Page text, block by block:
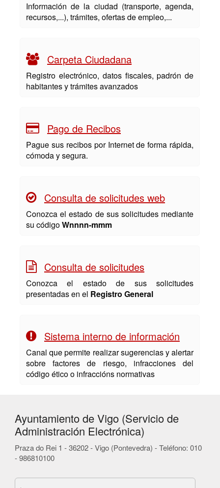
Información de la ciudad (transporte, agenda,
recursos,...), trámites, ofertas de empleo,...
Carpeta Ciudadana
Registro electrónico, datos fiscales, padrón de
habitantes y trámites avanzados
Pago de Recibos
Pague sus recibos por Internet de forma rápida,
cómoda y segura.
Consulta de solicitudes web
Conozca el estado de sus solicitudes mediante
su códigoWnnnn-mmm
Consulta de solicitudes
Conozca el estado de sus solicitudes
presentadas en el Registro General
Sistema interno de información
Canal que permite realizar sugerencias y alertar
sobre factores de riesgo, infracciones del
código ético o infraccións normativas
Ayuntamiento de Vigo (Servicio de
Administración Electrónica)
Praza do Rei 1 - 36202 - Vigo (Pontevedra) - Teléfono: 010
- 986810100